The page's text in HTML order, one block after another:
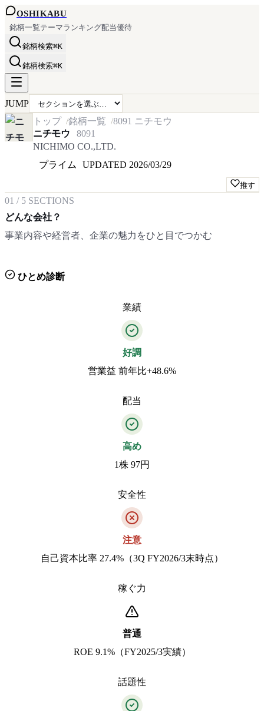
OSHIKABU
銘柄一覧テーマランキング配当優待
銘柄検索⌘K
銘柄検索⌘K
JUMP
トップ
銘柄一覧 8091 ニチモウ
ニチモウ
8091
NICHIMO CO.,LTD.
プライム
UPDATED 2026/03/29
推す
01 / 5 SECTIONS
どんな会社？
事業内容や経営者、企業の魅力をひと目でつかむ
ひとめ診断
業績
好調
営業益 前年比+48.6%
配当
高め
1株 97円
安全性
注意
自己資本比率 27.4%（3Q FY2026/3末時点）
稼ぐ力
普通
ROE 9.1%（FY2025/3実績）
話題性